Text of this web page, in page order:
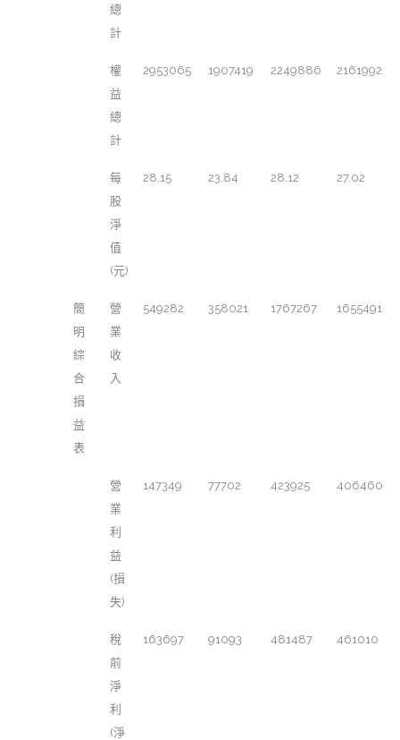
總
計
權
益
總
計
2953065 1907419 2249886 2161992
每
股
淨
值
(元)
28.15 23.84 28.12 27.02
簡
明
綜
合
損
益
表
營
業
收
入
549282 358021 1767267 1655491
營
業
利
益
(損
失)
147349 77702 423925 406460
稅
前
淨
利
(淨
163697 91093 481487 461010